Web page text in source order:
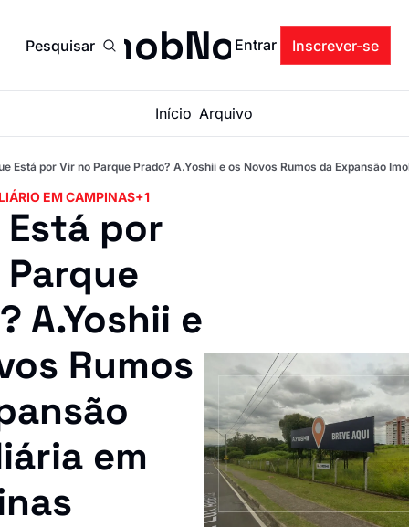
PesquisarImobNow
Entrar Inscrever-se
Início Arquivo
Está por Vir no Parque Prado? A.Yoshii e os Novos Rumos da Expansão
EM CAMPINAS+1
Está por
A.Yoshii e
Rumos
em